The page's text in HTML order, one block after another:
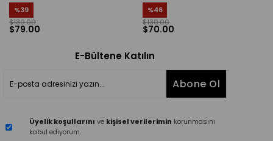
%39
$79.00
$130.00
%46
$70.00
$130.00
E-Bültene Katılın
Abone Ol
Üyelik koşullarını ve kişisel verilerimin korunmasını
kabul ediyorum.